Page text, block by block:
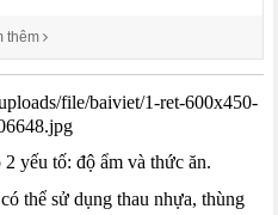
thêm
yếu tố: độ ẩm và thức ăn.
thể sử dụng thau nhựa, thùng